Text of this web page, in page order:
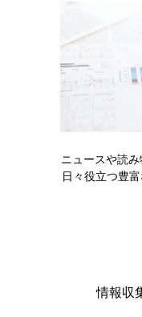
与
（
ニュースや読み
日々役立つ豊
情報収